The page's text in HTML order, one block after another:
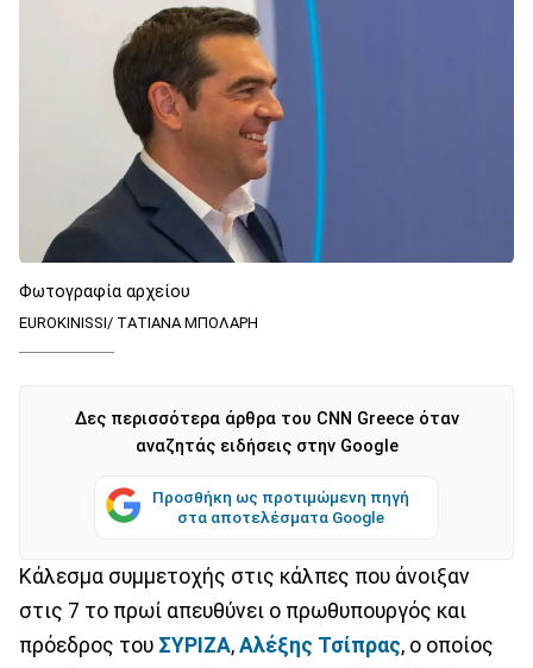
Φωτογραφία αρχείου
EUROKINISSI/ ΤΑΤΙΑΝΑ ΜΠΟΛΑΡΗ
Δες περισσότερα άρθρα του CNN Greece όταν
αναζητάς ειδήσεις στην Google
Προσθήκη ως προτιμώμενη πηγή
στα αποτελέσματα Google
Κάλεσμα συμμετοχής στις κάλπες που άνοιξαν
στις 7 το πρωί απευθύνει ο πρωθυπουργός και
πρόεδρος του ΣΥΡΙΖΑ, Αλέξης Τσίπρας, ο οποίος